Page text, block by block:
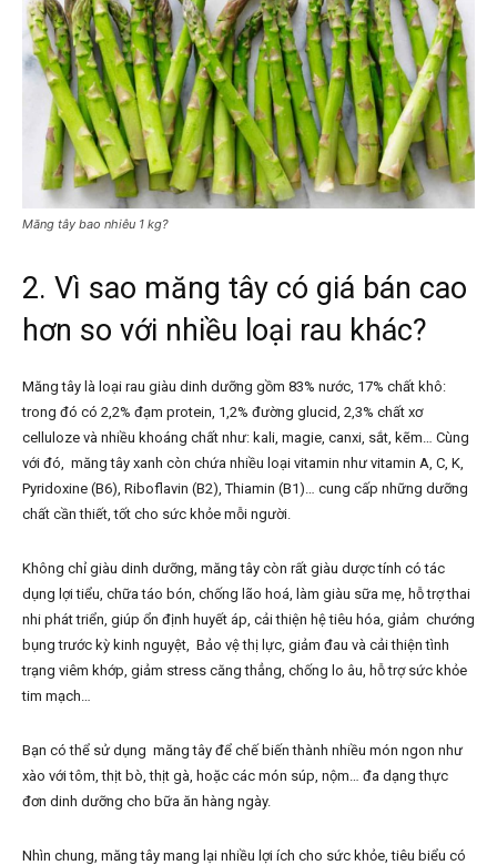
Măng tây bao nhiêu 1 kg?
2. Vì sao măng tây có giá bán cao
hơn so với nhiều loại rau khác?
Măng tây là loại rau giàu dinh dưỡng gồm 83% nước, 17% chất khô:
trong đó có 2,2% đạm protein, 1,2% đường glucid, 2,3% chất xơ
celluloze và nhiều khoáng chất như: kali, magie, canxi, sắt, kẽm… Cùng
với đó, măng tây xanh còn chứa nhiều loại vitamin như vitamin A, C, K,
Pyridoxine (B6), Riboflavin (B2), Thiamin (B1)… cung cấp những dưỡng
chất cần thiết, tốt cho sức khỏe mỗi người.
Không chỉ giàu dinh dưỡng, măng tây còn rất giàu dược tính có tác
dụng lợi tiểu, chữa táo bón, chống lão hoá, làm giàu sữa mẹ, hỗ trợ thai
nhi phát triển, giúp ổn định huyết áp, cải thiện hệ tiêu hóa, giảm chướng
bụng trước kỳ kinh nguyệt, Bảo vệ thị lực, giảm đau và cải thiện tình
trạng viêm khớp, giảm stress căng thẳng, chống lo âu, hỗ trợ sức khỏe
tim mạch…
Bạn có thể sử dụng măng tây để chế biến thành nhiều món ngon như
xào với tôm, thịt bò, thịt gà, hoặc các món súp, nộm… đa dạng thực
đơn dinh dưỡng cho bữa ăn hàng ngày.
Nhìn chung, măng tây mang lại nhiều lợi ích cho sức khỏe, tiêu biểu có